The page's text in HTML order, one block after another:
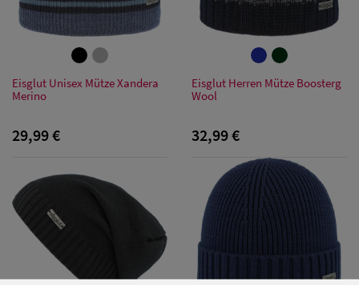
Eisglut Unisex Mütze Xandera
Merino
29,99 €
Eisglut Herren Mütze Boosterg
Wool
32,99 €